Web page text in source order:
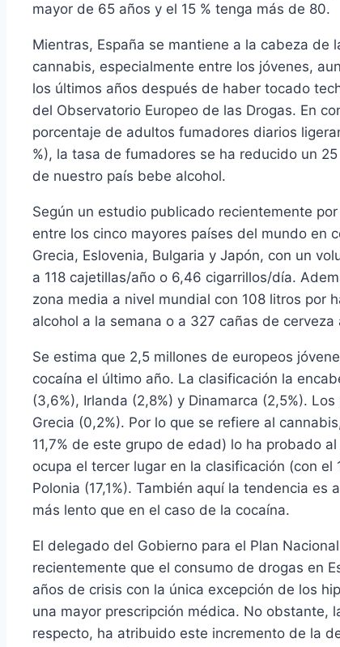
mayor de 65 años y el 15 % tenga más de 80.
Mientras, España se mantiene a la cabeza de
cannabis, especialmente entre los jóvenes,
los últimos años después de haber tocado
del Observatorio Europeo de las Drogas. En
porcentaje de adultos fumadores diarios
%), la tasa de fumadores se ha reducido un
de nuestro país bebe alcohol.
Según un estudio publicado recientemente
entre los cinco mayores países del mundo en
Grecia, Eslovenia, Bulgaria y Japón, con un
a 118 cajetillas/año o 6,46 cigarrillos/día.
zona media a nivel mundial con 108 litros por
alcohol a la semana o a 327 cañas de cerveza
Se estima que 2,5 millones de europeos
cocaína el último año. La clasificación la
(3,6%), Irlanda (2,8%) y Dinamarca (2,5%).
Grecia (0,2%). Por lo que se refiere al
11,7% de este grupo de edad) lo ha probado
ocupa el tercer lugar en la clasificación (con el
Polonia (17,1%). También aquí la tendencia
más lento que en el caso de la cocaína.
El delegado del Gobierno para el Plan
recientemente que el consumo de drogas en
años de crisis con la única excepción de los
una mayor prescripción médica. No obstante,
respecto, ha atribuido este incremento de la